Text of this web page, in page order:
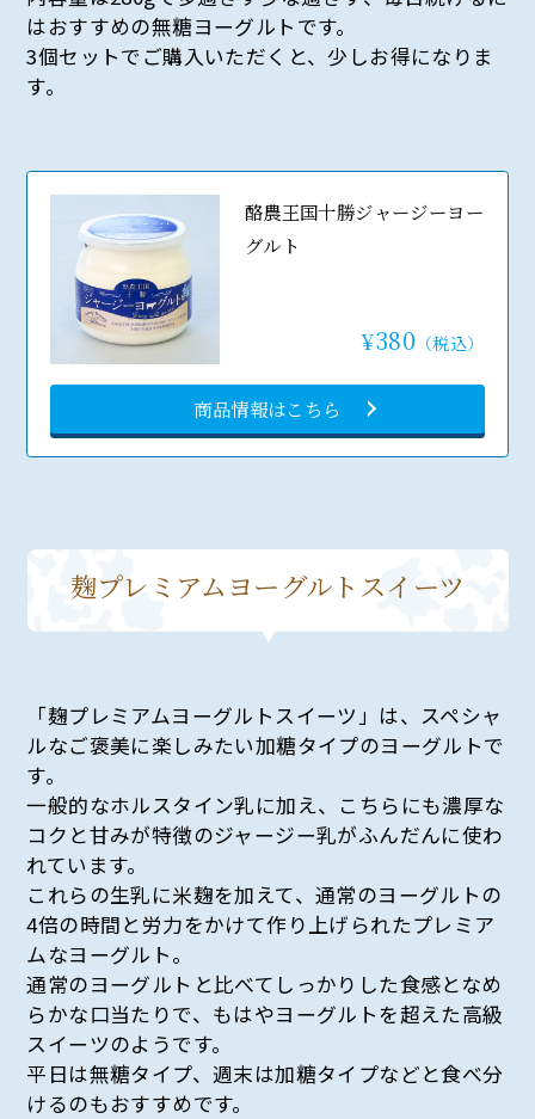
はおすすめの無糖ヨーグルトです。
3個セットでご購入いただくと、少しお得になりま
す。
酪農王国十勝ジャージーヨー
グルト
¥380 （税込）
商品情報はこちら
麹プレミアムヨーグルトスイーツ
「麹プレミアムヨーグルトスイーツ」は、スペシャ
ルなご褒美に楽しみたい加糖タイプのヨーグルトで
す。
一般的なホルスタイン乳に加え、こちらにも濃厚な
コクと甘みが特徴のジャージー乳がふんだんに使わ
れています。
これらの生乳に米麹を加えて、通常のヨーグルトの
4倍の時間と労力をかけて作り上げられたプレミア
ムなヨーグルト。
通常のヨーグルトと比べてしっかりした食感となめ
らかな口当たりで、もはやヨーグルトを超えた高級
スイーツのようです。
平日は無糖タイプ、週末は加糖タイプなどと食べ分
けるのもおすすめです。